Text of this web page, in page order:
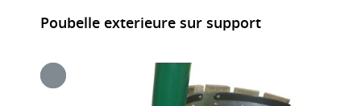
Poubelle exterieure sur support